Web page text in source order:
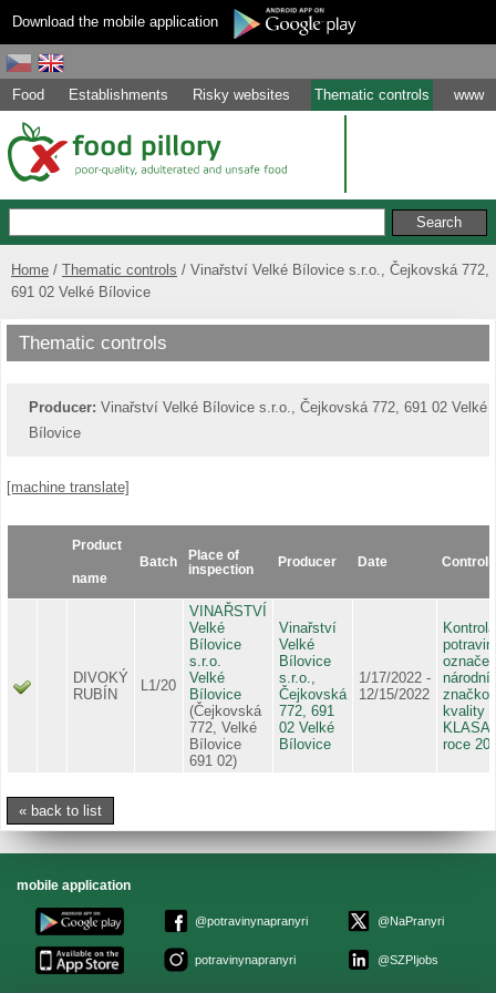
Download the mobile application
Food Establishments Risky websites Thematic controls www
Home Thematic controls
Vinařství Velké Bílovice s.r.o., Čejkovská 772,
691 02 Velké Bílovice
Thematic controls
Producer: Vinařství Velké Bílovice s.r.o., Čejkovská 772, 691 02 Velké
Bílovice
[machine translate]
Product
name
Batch
Place of
inspection
Producer Date Control
DIVOKÝ
RUBÍN
L1/20
VINAŘSTVÍ
Velké
Bílovice
s.r.o.
Velké
Bílovice
(Čejkovská
772, Velké
Bílovice
691 02)
Vinařství
Velké
Bílovice
s.r.o.,
Čejkovská
772, 691
02 Velké
Bílovice
1/17/2022 -
12/15/2022
Kontrola
potravin
národní
značkou
kvality
KLASA
roce
« back to list
mobile application
@potravinynapranyri
potravinynapranyri
@NaPranyri
@SZPIjobs